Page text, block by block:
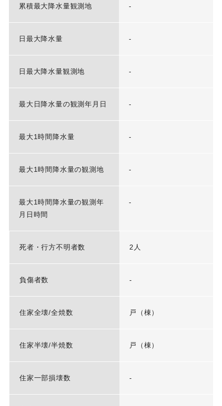
累積最大降水量観測地 -
日最大降水量 -
日最大降水量観測地 -
最大日降水量の観測年月日 -
最大1時間降水量 -
最大1時間降水量の観測地 -
最大1時間降水量の観測年
月日時間
-
死者・行方不明者数 2人
負傷者数 -
住家全壊/全焼数 戸（棟）
住家半壊/半焼数 戸（棟）
住家一部損壊数 -